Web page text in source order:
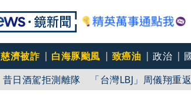
慈濟被詐 白海豚颱風 致癌油 政治
昔日酒駕拒測離隊 「台灣LBJ」周儀翔重
狠詐慈濟10.6億！神鬼律師陳昱瑄「親接